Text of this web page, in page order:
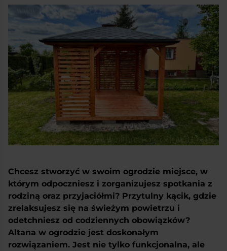
Chcesz stworzyć w swoim ogrodzie miejsce, w
którym odpoczniesz i zorganizujesz spotkania z
rodziną oraz przyjaciółmi? Przytulny kącik, gdzie
zrelaksujesz się na świeżym powietrzu i
odetchniesz od codziennych obowiązków?
Altana w ogrodzie jest doskonałym
rozwiązaniem. Jest nie tylko funkcjonalna, ale